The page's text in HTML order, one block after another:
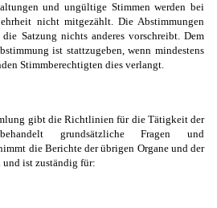
und ungültige Stimmen werden bei
nicht mitgezählt. Die Abstimmungen
Satzung nichts anderes vorschreibt. Dem
ist stattzugeben, wenn mindestens
Stimmberechtigten dies verlangt.
gibt die Richtlinien für die Tätigkeit der
grundsätzliche Fragen und
die Berichte der übrigen Organe und der
und ist zuständig für: